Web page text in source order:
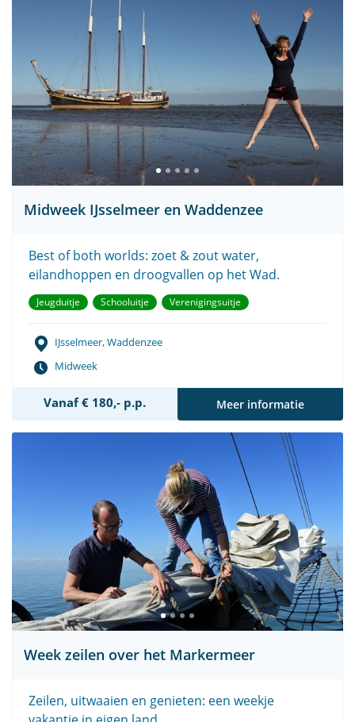
Midweek IJsselmeer en Waddenzee
Best of both worlds: zoet & zout water,
eilandhoppen en droogvallen op het Wad.
Jeugduitje Schooluitje Verenigingsuitje
IJsselmeer, Waddenzee
Midweek
Vanaf € 180,- p.p. Meer informatie
Week zeilen over het Markermeer
Zeilen, uitwaaien en genieten: een weekje